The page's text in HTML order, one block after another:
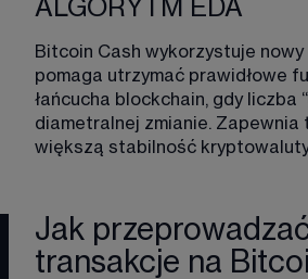
ALGORYTM EDA
Bitcoin Cash wykorzystuje
pomaga utrzymać prawidłowe
łańcucha blockchain, gdy liczba
diametralnej zmianie. Zapewnia
większą stabilność
Jak
transakcje na